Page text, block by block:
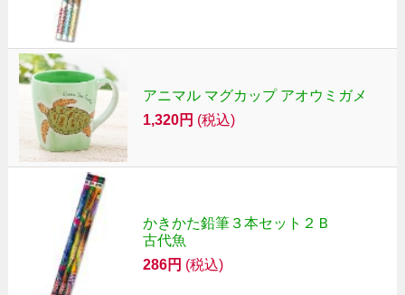
アニマル マグカップ アオウミガメ
1,320円 (税込)
かきかた鉛筆３本セット２Ｂ
古代魚
286円 (税込)